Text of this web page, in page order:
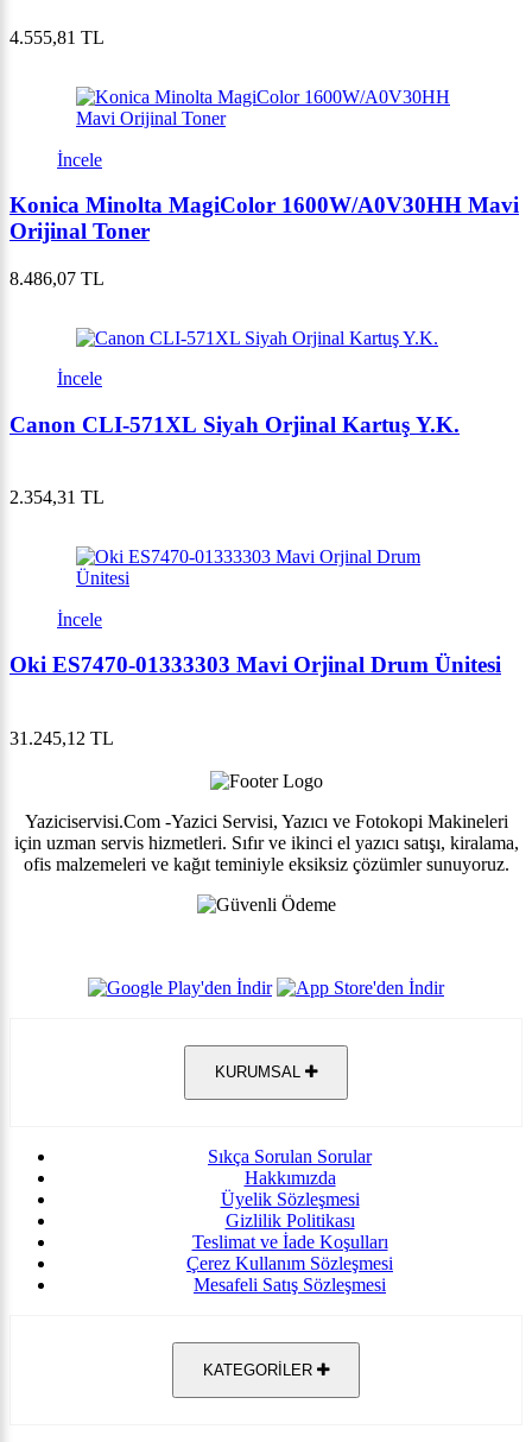
4.555,81 TL
İncele
Konica Minolta MagiColor 1600W/A0V30HH Mavi
Orijinal Toner
8.486,07 TL
İncele
Canon CLI-571XL Siyah Orjinal Kartuş Y.K.
2.354,31 TL
İncele
Oki ES7470-01333303 Mavi Orjinal Drum Ünitesi
31.245,12 TL
Yaziciservisi.Com -Yazici Servisi, Yazıcı ve Fotokopi Makineleri
için uzman servis hizmetleri. Sıfır ve ikinci el yazıcı satışı, kiralama,
ofis malzemeleri ve kağıt teminiyle eksiksiz çözümler sunuyoruz.
KURUMSAL
Sıkça Sorulan Sorular
Hakkımızda
Üyelik Sözleşmesi
Gizlilik Politikası
Teslimat ve İade Koşulları
Çerez Kullanım Sözleşmesi
Mesafeli Satış Sözleşmesi
KATEGORİLER